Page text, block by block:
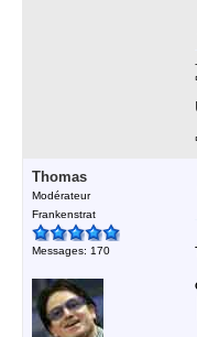
Thomas
Modérateur
Frankenstrat
Messages: 170